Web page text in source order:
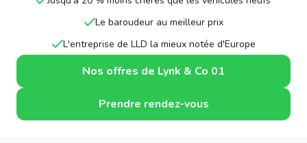
Le baroudeur au meilleur prix
L'entreprise de LLD la mieux notée d'Europe
Nos offres de Lynk & Co 01
Prendre rendez-vous